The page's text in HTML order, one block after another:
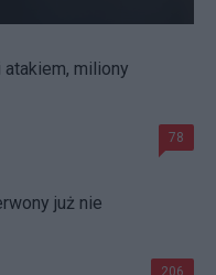
atakiem, miliony
78
już nie
206